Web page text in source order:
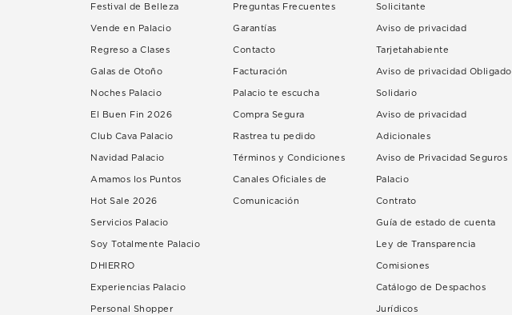
Festival de Belleza
Vende en Palacio
Regreso a Clases
Galas de Otoño
Noches Palacio
El Buen Fin 2026
Club Cava Palacio
Navidad Palacio
Amamos los Puntos
Hot Sale 2026
Servicios Palacio
Soy Totalmente Palacio
DHIERRO
Experiencias Palacio
Personal Shopper
Preguntas Frecuentes
Garantías
Contacto
Facturación
Palacio te escucha
Compra Segura
Rastrea tu pedido
Términos y Condiciones
Canales Oficiales de
Comunicación
Solicitante
Aviso de privacidad
Tarjetahabiente
Aviso de privacidad Obligado
Solidario
Aviso de privacidad
Adicionales
Aviso de Privacidad Seguros
Palacio
Contrato
Guía de estado de cuenta
Ley de Transparencia
Comisiones
Catálogo de Despachos
Jurídicos